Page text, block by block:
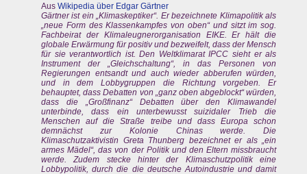
Aus Wikipedia über Edgar Gärtner
Gärtner ist ein „Klimaskeptiker“. Er bezeichnete Klimapolitik als
„neue Form des Klassenkampfes von oben“ und sitzt im sog.
Fachbeirat der Klimaleugnerorganisation EIKE. Er hält die
globale Erwärmung für positiv und bezweifelt, dass der Mensch
für sie verantwortlich ist. Den Weltklimarat IPCC sieht er als
Instrument der „Gleichschaltung“, in das Personen von
Regierungen entsandt und auch wieder abberufen würden,
und in dem Lobbygruppen die Richtung vorgeben. Er
behauptet, dass Debatten von „ganz oben abgeblockt“ würden,
dass die „Großfinanz“ Debatten über den Klimawandel
unterbinde, dass ein unterbewusst suizidaler Trieb die
Menschen auf die Straße treibe und dass Europa schon
demnächst zur Kolonie Chinas werde. Die
Klimaschutzaktivistin Greta Thunberg bezeichnet er als „ein
armes Mädel“, das von der Politik und den Eltern missbraucht
werde. Zudem stecke hinter der Klimaschutzpolitik eine
Lobbypolitik, durch die die deutsche Autoindustrie und damit